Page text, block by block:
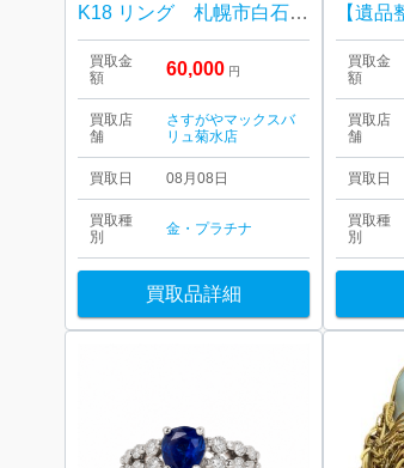
K18 リング 札幌市白石区菊水
買取金
額
60,000 円
買取店
舗
さすがやマックスバ
リュ菊水店
買取日 08月08日
買取種
別
金・プラチナ
買取品詳細
買取金
額
買取店
舗
買取日
買取種
別